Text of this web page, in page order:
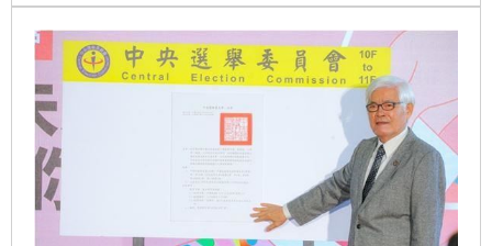
語：一頭霧水）」。